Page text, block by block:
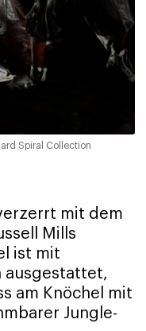
Spiral Collection
mit dem
Mills
ist mit
ausgestattet,
am Knöchel mit
Jungle-